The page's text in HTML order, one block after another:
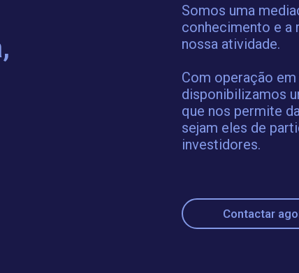
Somos uma
conhecimento e a
nossa atividade.
Com operação
disponibilizamos
que nos permite
sejam eles de
investidores.
Contactar